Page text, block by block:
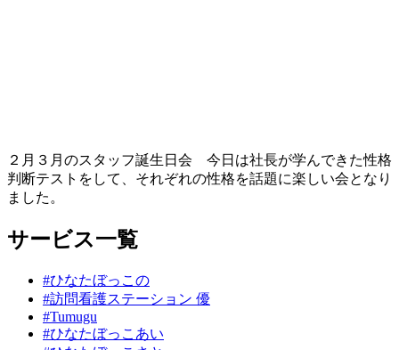
２月３月のスタッフ誕生日会 今日は社長が学んできた性格
判断テストをして、それぞれの性格を話題に楽しい会となり
ました。
サービス一覧
#ひなたぼっこの
#訪問看護ステーション 優
#Tumugu
#ひなたぼっこあい